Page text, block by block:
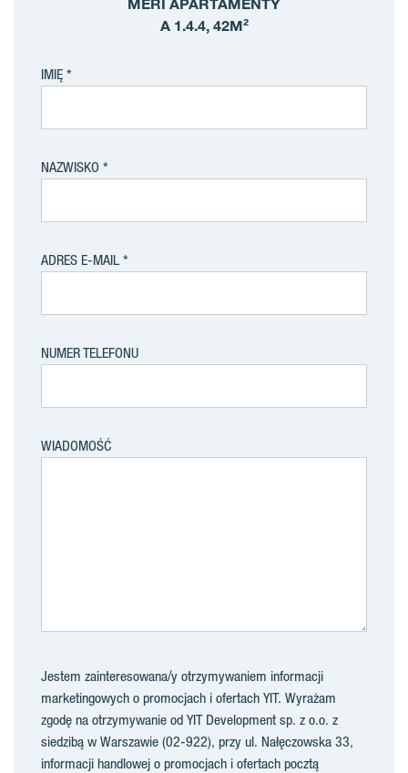
MERI APARTAMENTY
A 1.4.4, 42M²
IMIĘ
NAZWISKO
ADRES E-MAIL
NUMER TELEFONU
WIADOMOŚĆ
Jestem zainteresowana/y otrzymywaniem informacji
marketingowych o promocjach i ofertach YIT. Wyrażam
zgodę na otrzymywanie od YIT Development sp. z o.o. z
siedzibą w Warszawie (02-922), przy ul. Nałęczowska 33,
informacji handlowej o promocjach i ofertach pocztą